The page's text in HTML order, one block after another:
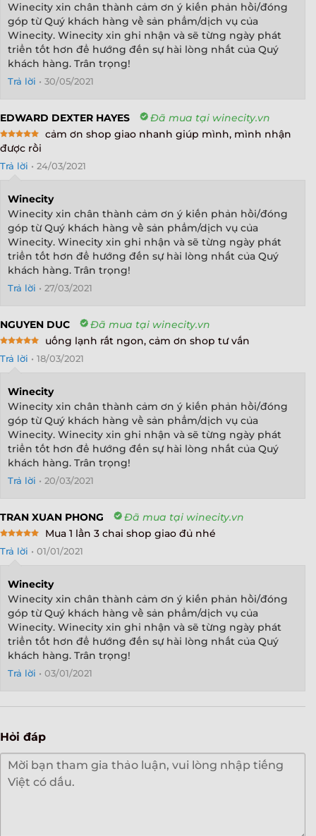
Winecity xin chân thành cảm ơn ý kiến phản hồi/đóng
góp từ Quý khách hàng về sản phẩm/dịch vụ của
Winecity. Winecity xin ghi nhận và sẽ từng ngày phát
triển tốt hơn để hướng đến sự hài lòng nhất của Quý
khách hàng. Trân trọng!
Trả lời • 30/05/2021
EDWARD DEXTER HAYES Đã mua tại winecity.vn
Rated5
out of 5
cảm ơn shop giao nhanh giúp mình, mình nhận
được rồi
Trả lời • 24/03/2021
Winecity
Winecity xin chân thành cảm ơn ý kiến phản hồi/đóng
góp từ Quý khách hàng về sản phẩm/dịch vụ của
Winecity. Winecity xin ghi nhận và sẽ từng ngày phát
triển tốt hơn để hướng đến sự hài lòng nhất của Quý
khách hàng. Trân trọng!
Trả lời • 27/03/2021
NGUYEN DUC Đã mua tại winecity.vn
out of 5
uống lạnh rất ngon, cảm ơn shop tư vấn
Trả lời • 18/03/2021
Winecity
Winecity xin chân thành cảm ơn ý kiến phản hồi/đóng
góp từ Quý khách hàng về sản phẩm/dịch vụ của
Winecity. Winecity xin ghi nhận và sẽ từng ngày phát
triển tốt hơn để hướng đến sự hài lòng nhất của Quý
khách hàng. Trân trọng!
Trả lời • 20/03/2021
TRAN XUAN PHONG Đã mua tại winecity.vn
out of 5
Mua 1 lần 3 chai shop giao đủ nhé
Trả lời • 01/01/2021
Winecity
Winecity xin chân thành cảm ơn ý kiến phản hồi/đóng
góp từ Quý khách hàng về sản phẩm/dịch vụ của
Winecity. Winecity xin ghi nhận và sẽ từng ngày phát
triển tốt hơn để hướng đến sự hài lòng nhất của Quý
khách hàng. Trân trọng!
Trả lời • 03/01/2021
Hỏi đáp